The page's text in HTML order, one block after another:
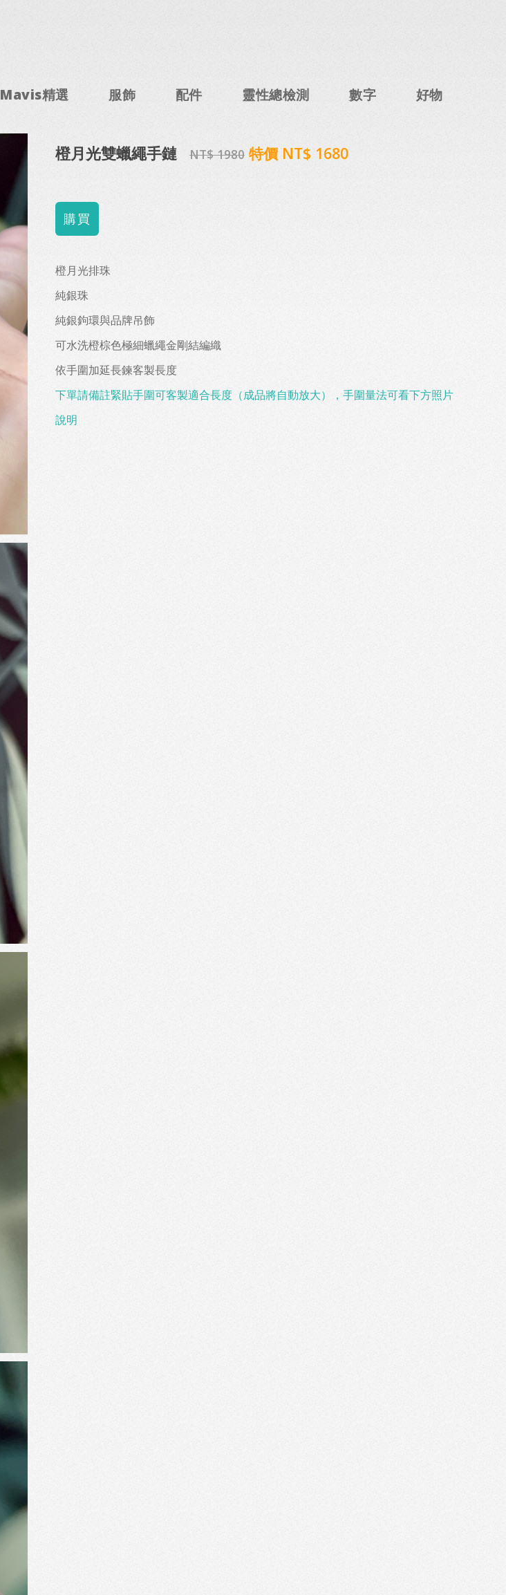
Mavis精選 服飾 配件 靈性總檢測 數字 好物
橙月光雙蠟繩手鏈 NT$ 1980 特價 NT$ 1680
橙月光排珠
純銀珠
純銀鉤環與品牌吊飾
可水洗橙棕色極細蠟繩金剛結編織
依手圍加延長鍊客製長度
下單請備註緊貼手圍可客製適合長度（成品將自動放大），手圍量法可看下方照片
說明